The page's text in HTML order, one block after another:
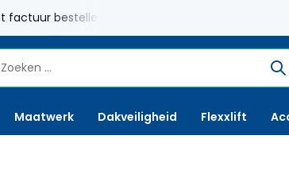
factuur bestellen mogelijk
Maatwerk Dakveiligheid Flexxlift